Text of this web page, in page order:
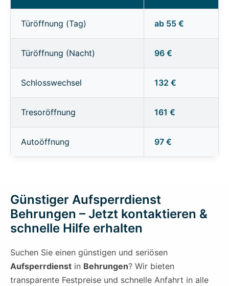
Türöffnung (Tag) ab 55 €
Türöffnung (Nacht) 96 €
Schlosswechsel 132 €
Tresoröffnung 161 €
Autoöffnung 97 €
Günstiger Aufsperrdienst
Behrungen – Jetzt kontaktieren &
schnelle Hilfe erhalten
Suchen Sie einen günstigen und seriösen
Aufsperrdienst in Behrungen? Wir bieten
transparente Festpreise und schnelle Anfahrt in alle